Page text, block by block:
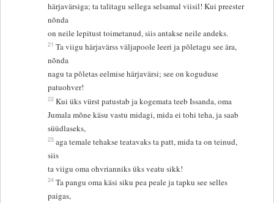
härjavärsiga; ta talitagu sellega selsamal viisil! Kui preester
nõnda
on neile lepitust toimetanud, siis antakse neile andeks.
21 Ta viigu härjavärss väljapoole leeri ja põletagu see ära,
nõnda
nagu ta põletas eelmise härjavärsi; see on koguduse
patuohver!
22 Kui üks vürst patustab ja kogemata teeb Issanda, oma
Jumala mõne käsu vastu midagi, mida ei tohi teha, ja saab
süüdlaseks,
23 aga temale tehakse teatavaks ta patt, mida ta on teinud,
siis
ta viigu oma ohvrianniks üks veatu sikk!
24 Ta pangu oma käsi siku pea peale ja tapku see selles
paigas,